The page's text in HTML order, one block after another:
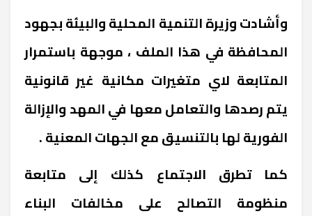
وأشادت وزيرة التنمية المحلية والبيئة بجهود
المحافظة في هذا الملف ، موجهة باستمرار
المتابعة لاي متغيرات مكانية غير قانونية
يتم رصدها والتعامل معها في المهد والإزالة
الفورية لها بالتنسيق مع الجهات المعنية.
كما تطرق الاجتماع كذلك إلى متابعة
منظومة التصالح على مخالفات البناء